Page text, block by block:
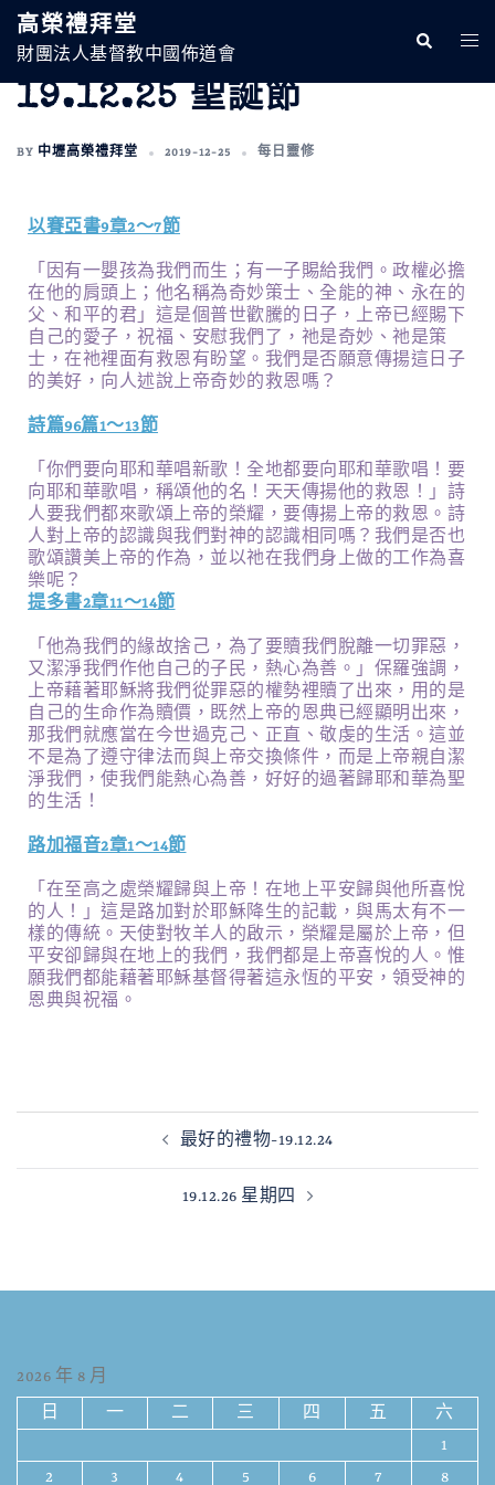
高榮禮拜堂
財團法人基督教中國佈道會
19.12.25 聖誕節
BY 中壢高榮禮拜堂 2019-12-25 每日靈修
以賽亞書9章2～7節
「因有一嬰孩為我們而生；有一子賜給我們。政權必擔
在他的肩頭上；他名稱為奇妙策士、全能的神、永在的
父、和平的君」這是個普世歡騰的日子，上帝已經賜下
自己的愛子，祝福、安慰我們了，祂是奇妙、祂是策
士，在祂裡面有救恩有盼望。我們是否願意傳揚這日子
的美好，向人述說上帝奇妙的救恩嗎？
詩篇96篇1～13節
「你們要向耶和華唱新歌！全地都要向耶和華歌唱！要
向耶和華歌唱，稱頌他的名！天天傳揚他的救恩！」詩
人要我們都來歌頌上帝的榮耀，要傳揚上帝的救恩。詩
人對上帝的認識與我們對神的認識相同嗎？我們是否也
歌頌讚美上帝的作為，並以祂在我們身上做的工作為喜
樂呢？
提多書2章11～14節
「他為我們的緣故捨己，為了要贖我們脫離一切罪惡，
又潔淨我們作他自己的子民，熱心為善。」保羅強調，
上帝藉著耶穌將我們從罪惡的權勢裡贖了出來，用的是
自己的生命作為贖價，既然上帝的恩典已經顯明出來，
那我們就應當在今世過克己、正直、敬虔的生活。這並
不是為了遵守律法而與上帝交換條件，而是上帝親自潔
淨我們，使我們能熱心為善，好好的過著歸耶和華為聖
的生活！
路加福音2章1～14節
「在至高之處榮耀歸與上帝！在地上平安歸與他所喜悅
的人！」這是路加對於耶穌降生的記載，與馬太有不一
樣的傳統。天使對牧羊人的啟示，榮耀是屬於上帝，但
平安卻歸與在地上的我們，我們都是上帝喜悅的人。惟
願我們都能藉著耶穌基督得著這永恆的平安，領受神的
恩典與祝福。
最好的禮物-19.12.24
19.12.26 星期四
2026 年 8 月
日 一 二 三 四 五
六
1
2
3 4 5 6 7 8